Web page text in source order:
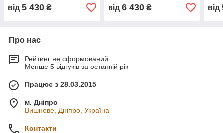
від 5 430 ₴ від 6 430₴ від
Про нас
Рейтинг не сформований
Менше 5 відгуків за останній рік
Працює з 28.03.2015
м. Дніпро
Вишневе, Дніпро, Україна
Контакти